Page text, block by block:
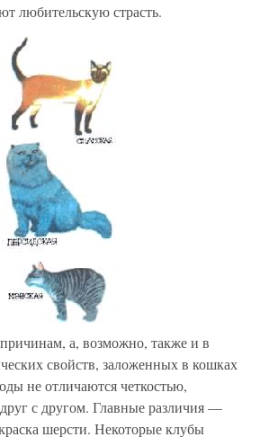
любительскую страсть.
а, возможно, также и в
свойств, заложенных в кошках
не отличаются четкостью,
с другом. Главные различия —
шерсти. Некоторые клубы